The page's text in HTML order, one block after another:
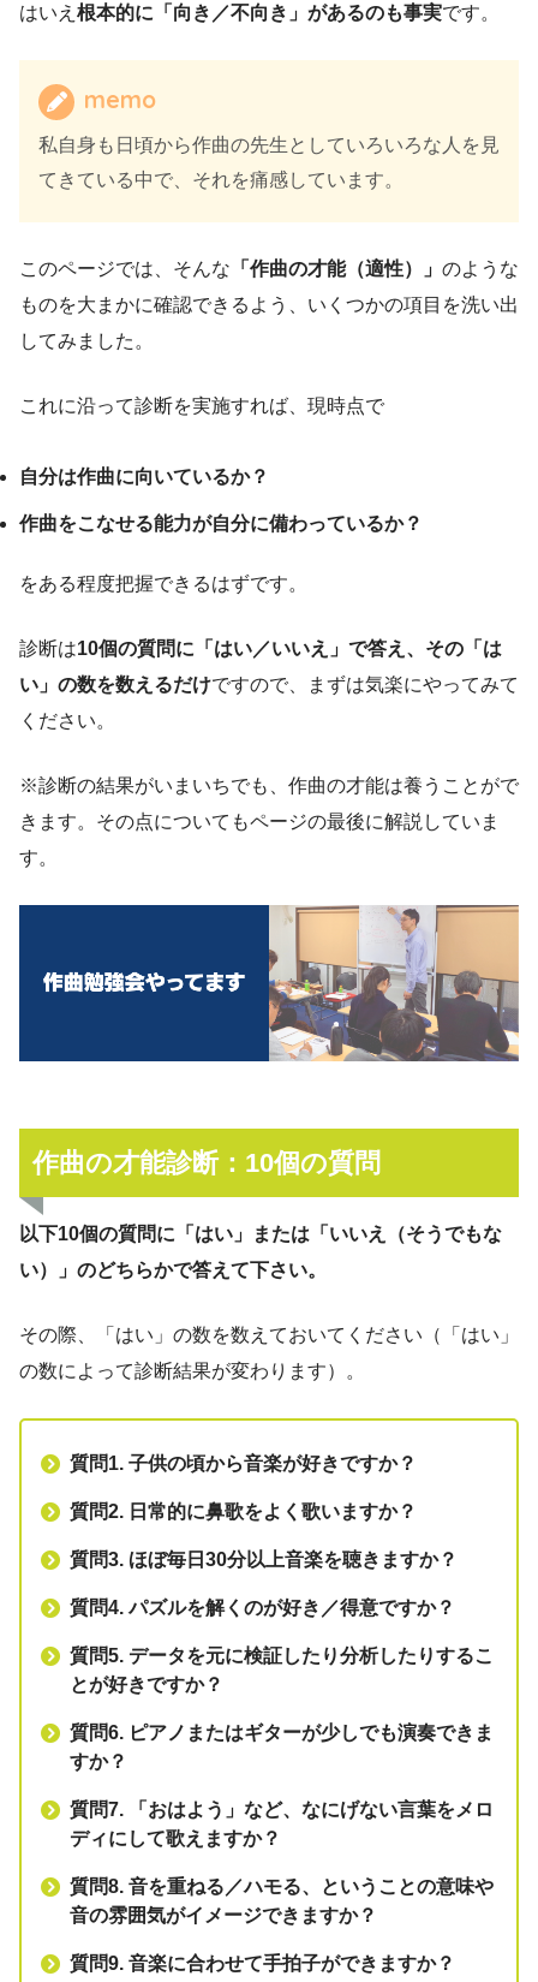
はいえ 根本的に「向き／不向き」があるのも事実です。
memo
私自身も日頃から作曲の先生としていろいろな人を見
てきている中で、それを痛感しています。
このページでは、そんな 「作曲の才能（適性）」 のような
ものを大まかに確認できるよう、いくつかの項目を洗い出
してみました。
これに沿って診断を実施すれば、現時点で
自分は作曲に向いているか？
作曲をこなせる能力が自分に備わっているか？
をある程度把握できるはずです。
診断は10個の質問に「はい／いいえ」で答え、その「は
い」の数を数えるだけですので、まずは気楽にやってみて
ください。
※診断の結果がいまいちでも、作曲の才能は養うことがで
きます。その点についてもページの最後に解説していま
す。
作曲の才能診断：10個の質問
以下10個の質問に「はい」または「いいえ（そうでもな
い）」のどちらかで答えて下さい。
その際、「はい」の数を数えておいてください（「はい」
の数によって診断結果が変わります）。
質問1. 子供の頃から音楽が好きですか？
質問2. 日常的に鼻歌をよく歌いますか？
質問3. ほぼ毎日30分以上音楽を聴きますか？
質問4. パズルを解くのが好き／得意ですか？
質問5. データを元に検証したり分析したりするこ
とが好きですか？
質問6. ピアノまたはギターが少しでも演奏できま
すか？
質問7. 「おはよう」など、なにげない言葉をメロ
ディにして歌えますか？
質問8. 音を重ねる／ハモる、ということの意味や
音の雰囲気がイメージできますか？
質問9. 音楽に合わせて手拍子ができますか？